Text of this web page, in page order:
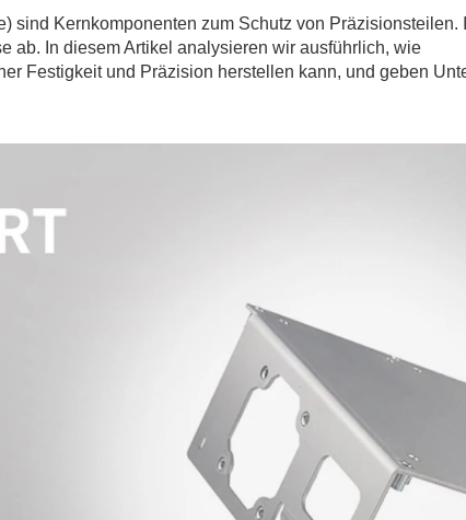
sind Kernkomponenten zum Schutz von Präzisionsteilen.
ab. In diesem Artikel analysieren wir ausführlich, wie
Festigkeit und Präzision herstellen kann, und geben